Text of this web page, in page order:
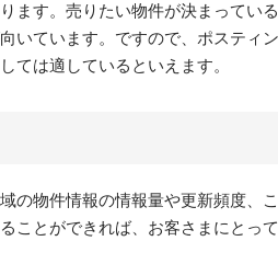
ます。売りたい物件が決まってい
いています。ですので、ポスティ
ては適しているといえます。
の物件情報の情報量や更新頻度、
ことができれば、お客さまにとっ